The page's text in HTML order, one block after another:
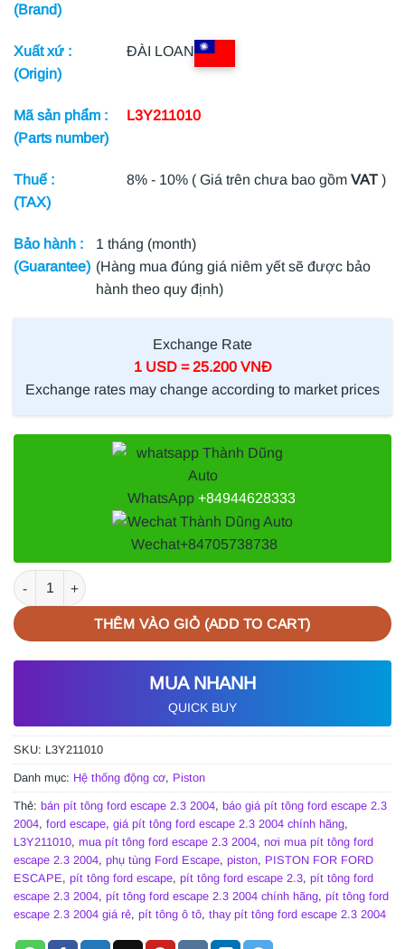
(Brand)
Xuất xứ :
(Origin)
ĐÀI LOAN
Mã sản phẩm :
(Parts number)
L3Y211010
Thuế :
(TAX)
8% - 10% ( Giá trên chưa bao gồmVAT )
Bảo hành :
(Guarantee)
1 tháng (month)
(Hàng mua đúng giá niêm yết sẽ được bảo
hành theo quy định)
Exchange Rate
1 USD = 25.200 VNĐ
Exchange rates may change according to market prices
WhatsApp +84944628333
Wechat+84705738738
PÍT TÔNG FORD ESCAPE 2.3 2004 | L3Y211010 số lượng
THÊM VÀO GIỎ (ADD TO CART)
MUA NHANH
QUICK BUY
SKU: L3Y211010
Danh mục: Hệ thống động cơ, Piston
Thẻ: bán pít tông ford escape 2.3 2004, báo giá pít tông ford escape 2.3
2004, ford escape, giá pít tông ford escape 2.3 2004 chính hãng,
L3Y211010, mua pít tông ford escape 2.3 2004, nơi mua pít tông ford
escape 2.3 2004, phụ tùng Ford Escape, piston, PISTON FOR FORD
ESCAPE, pít tông ford escape, pít tông ford escape 2.3, pít tông ford
escape 2.3 2004, pít tông ford escape 2.3 2004 chính hãng, pít tông ford
escape 2.3 2004 giá rẻ, pít tông ô tô, thay pít tông ford escape 2.3 2004